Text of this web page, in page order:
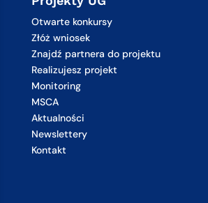
Otwarte konkursy
Złóż wniosek
Znajdź partnera do projektu
Realizujesz projekt
Monitoring
MSCA
Aktualności
Newslettery
Kontakt